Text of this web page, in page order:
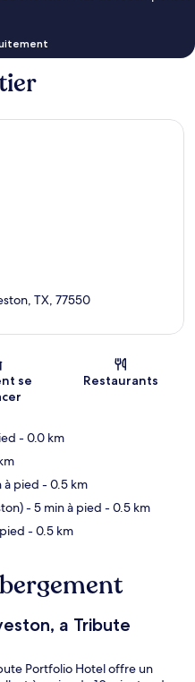
TX, 77550
se
Restaurants
- 0.0 km
à pied - 0.5 km
- 5 min à pied - 0.5 km
- 0.5 km
a Tribute
Portfolio Hotel offre un